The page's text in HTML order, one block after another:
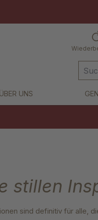
ÜBER UNS
stillen
sind definitiv für alle,